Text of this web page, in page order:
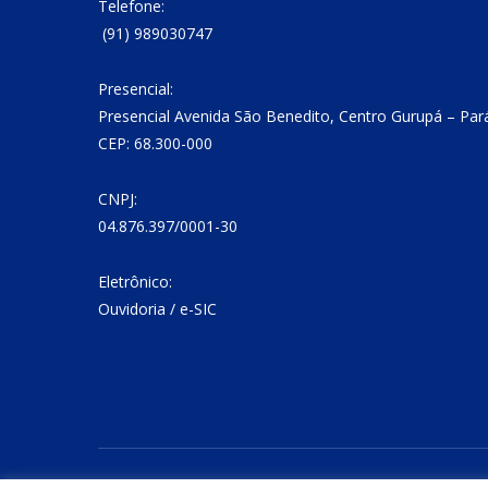
Telefone:
(91) 989030747
Presencial:
Presencial Avenida São Benedito, Centro Gurupá –
CEP: 68.300-000
CNPJ:
04.876.397/0001-30
Eletrônico:
Ouvidoria / e-SIC